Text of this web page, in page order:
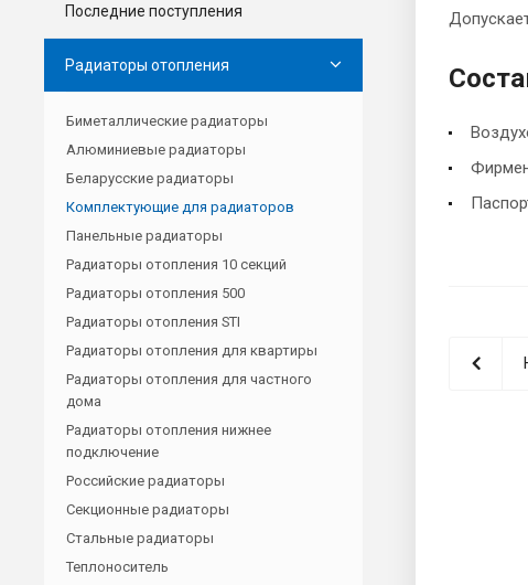
Последние поступления
Радиаторы отопления
Биметаллические радиаторы
Алюминиевые радиаторы
Беларусские радиаторы
Комплектующие для радиаторов
Панельные радиаторы
Радиаторы отопления 10 секций
Радиаторы отопления 500
Радиаторы отопления STI
Радиаторы отопления для квартиры
Радиаторы отопления для частного
дома
Радиаторы отопления нижнее
подключение
Российские радиаторы
Секционные радиаторы
Стальные радиаторы
Теплоноситель